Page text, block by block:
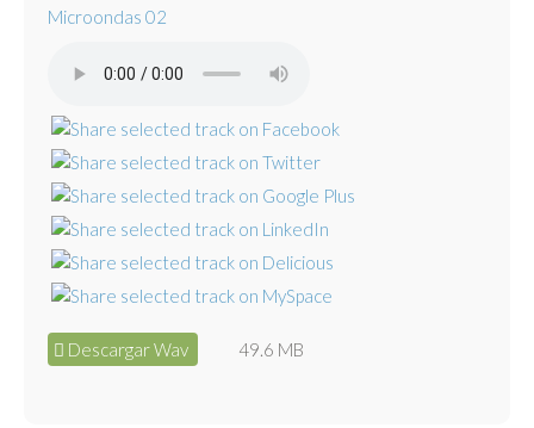
Microondas 02
Descargar Wav 49.6 MB